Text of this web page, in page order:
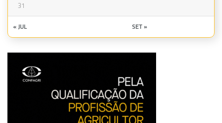
31
« JUL SET »